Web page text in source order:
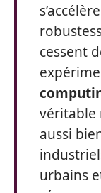
cessent
véritable
aussi
urbains